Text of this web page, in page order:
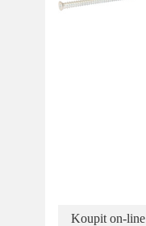
Koupit on-line